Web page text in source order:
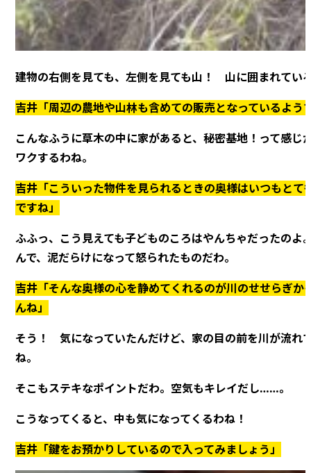
建物の右側を見ても、左側を見ても山！ 山に囲まれてい
吉井「周辺の農地や山林も含めての販売となっているよう
こんなふうに草木の中に家があると、秘密基地！って感じ
ワクするわね。
吉井「こういった物件を見られるときの奥様はいつもとて
ですね」
ふふっ、こう見えても子どものころはやんちゃだったのよ
んで、泥だらけになって怒られたものだわ。
吉井「そんな奥様の心を静めてくれるのが川のせせらぎか
んね」
そう！ 気になっていたんだけど、家の目の前を川が流れ
ね。
そこもステキなポイントだわ。空気もキレイだし……。
こうなってくると、中も気になってくるわね！
吉井「鍵をお預かりしているので入ってみましょう」